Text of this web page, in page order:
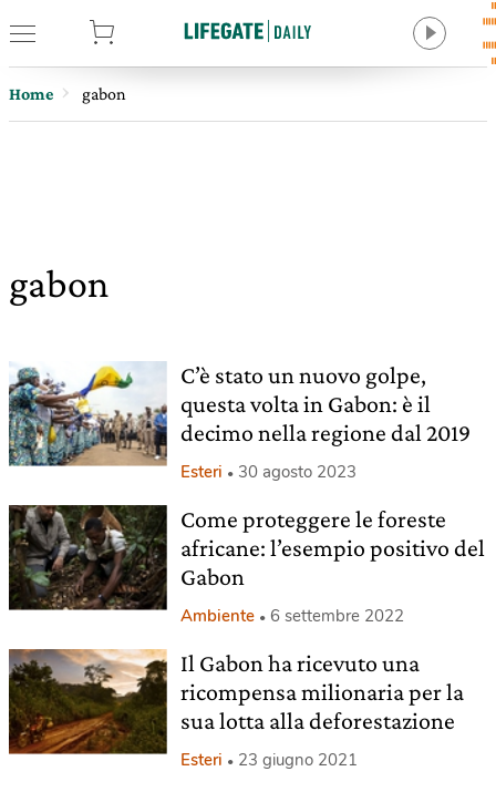
Home gabon
gabon
C’è stato un nuovo golpe,
questa volta in Gabon: è il
decimo nella regione dal 2019
Esteri 30 agosto 2023
Come proteggere le foreste
africane: l’esempio positivo del
Gabon
Ambiente 6 settembre 2022
Il Gabon ha ricevuto una
ricompensa milionaria per la
sua lotta alla deforestazione
Esteri 23 giugno 2021